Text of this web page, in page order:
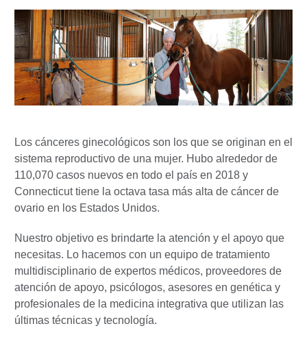
Los cánceres ginecológicos son los que se originan en el
sistema reproductivo de una mujer. Hubo alrededor de
110,070 casos nuevos en todo el país en 2018 y
Connecticut tiene la octava tasa más alta de cáncer de
ovario en los Estados Unidos.
Nuestro objetivo es brindarte la atención y el apoyo que
necesitas. Lo hacemos con un equipo de tratamiento
multidisciplinario de expertos médicos, proveedores de
atención de apoyo, psicólogos, asesores en genética y
profesionales de la medicina integrativa que utilizan las
últimas técnicas y tecnología.